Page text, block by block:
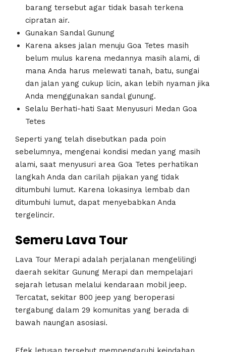
barang tersebut agar tidak basah terkena
cipratan air.
Gunakan Sandal Gunung
Karena akses jalan menuju Goa Tetes masih
belum mulus karena medannya masih alami, di
mana Anda harus melewati tanah, batu, sungai
dan jalan yang cukup licin, akan lebih nyaman jika
Anda menggunakan sandal gunung.
Selalu Berhati-hati Saat Menyusuri Medan Goa
Tetes
Seperti yang telah disebutkan pada poin
sebelumnya, mengenai kondisi medan yang masih
alami, saat menyusuri area Goa Tetes perhatikan
langkah Anda dan carilah pijakan yang tidak
ditumbuhi lumut. Karena lokasinya lembab dan
ditumbuhi lumut, dapat menyebabkan Anda
tergelincir.
Semeru Lava Tour
Lava Tour Merapi adalah perjalanan mengelilingi
daerah sekitar Gunung Merapi dan mempelajari
sejarah letusan melalui kendaraan mobil jeep.
Tercatat, sekitar 800 jeep yang beroperasi
tergabung dalam 29 komunitas yang berada di
bawah naungan asosiasi.